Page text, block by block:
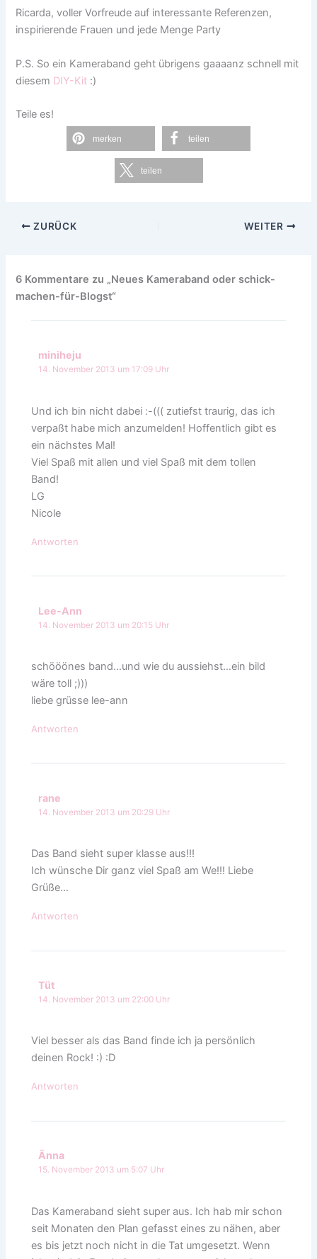
Ricarda, voller Vorfreude auf interessante Referenzen,
inspirierende Frauen und jede Menge Party
P.S. So ein Kameraband geht übrigens gaaaanz schnell mit
diesem DIY-Kit :)
Teile es!
merken teilen
teilen
ZURÜCK WEITER
6 Kommentare zu „Neues Kameraband oder schick-
machen-für-Blogst“
miniheju
14. November 2013 um 17:09 Uhr
Und ich bin nicht dabei :-((( zutiefst traurig, das ich
verpaßt habe mich anzumelden! Hoffentlich gibt es
ein nächstes Mal!
Viel Spaß mit allen und viel Spaß mit dem tollen
Band!
LG
Nicole
Antworten
Lee-Ann
14. November 2013 um 20:15 Uhr
schööönes band…und wie du aussiehst…ein bild
wäre toll ;)))
liebe grüsse lee-ann
Antworten
rane
14. November 2013 um 20:29 Uhr
Das Band sieht super klasse aus!!!
Ich wünsche Dir ganz viel Spaß am We!!! Liebe
Grüße…
Antworten
Tüt
14. November 2013 um 22:00 Uhr
Viel besser als das Band finde ich ja persönlich
deinen Rock! :) :D
Antworten
Änna
15. November 2013 um 5:07 Uhr
Das Kameraband sieht super aus. Ich hab mir schon
seit Monaten den Plan gefasst eines zu nähen, aber
es bis jetzt noch nicht in die Tat umgesetzt. Wenn